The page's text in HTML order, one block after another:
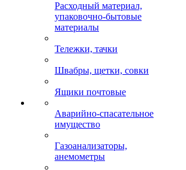
Расходный материал,
упаковочно-бытовые
материалы
Тележки, тачки
Швабры, щетки, совки
Ящики почтовые
Аварийно-спасательное
имущество
Газоанализаторы,
анемометры